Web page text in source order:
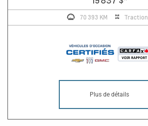
70 393 KM Traction
Plus de détails